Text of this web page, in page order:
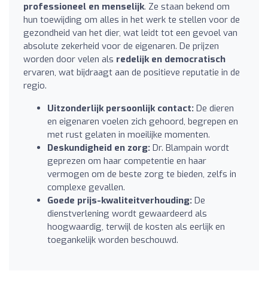
professioneel en menselijk. Ze staan bekend om
hun toewijding om alles in het werk te stellen voor de
gezondheid van het dier, wat leidt tot een gevoel van
absolute zekerheid voor de eigenaren. De prijzen
worden door velen als redelijk en democratisch
ervaren, wat bijdraagt aan de positieve reputatie in de
regio.
Uitzonderlijk persoonlijk contact: De dieren
en eigenaren voelen zich gehoord, begrepen en
met rust gelaten in moeilijke momenten.
Deskundigheid en zorg: Dr. Blampain wordt
geprezen om haar competentie en haar
vermogen om de beste zorg te bieden, zelfs in
complexe gevallen.
Goede prijs-kwaliteitverhouding: De
dienstverlening wordt gewaardeerd als
hoogwaardig, terwijl de kosten als eerlijk en
toegankelijk worden beschouwd.